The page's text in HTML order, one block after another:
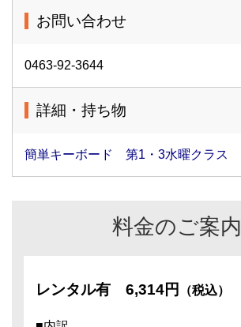
お問い合わせ
0463-92-3644
詳細・持ち物
簡単キーボード 第1・3水曜クラス
料金のご案内
レンタル有 6,314円 （税込）